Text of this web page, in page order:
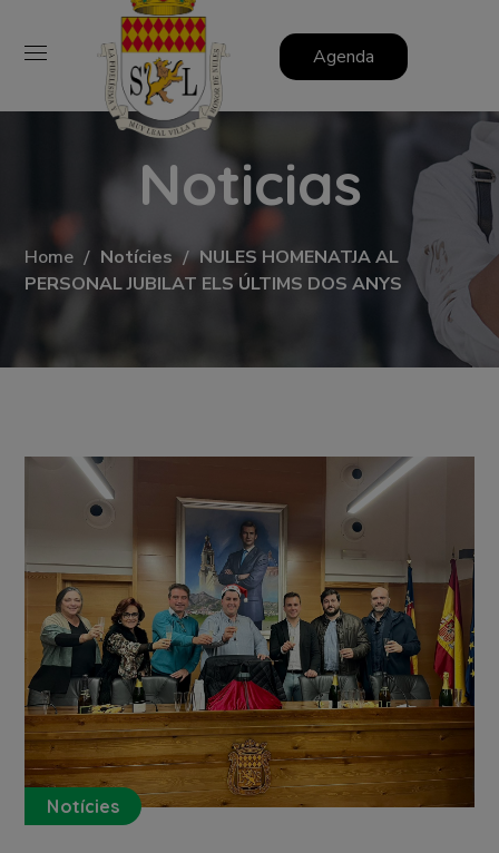
Agenda
Noticias
Home Notícies
NULES HOMENATJA AL
PERSONAL JUBILAT ELS ÚLTIMS DOS ANYS
Notícies